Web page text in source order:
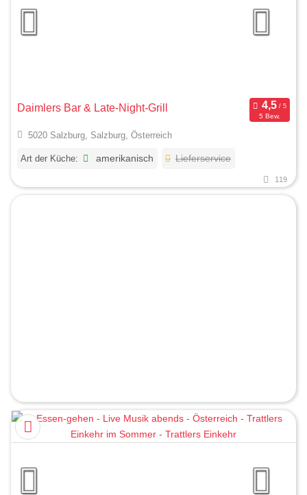
Daimlers Bar & Late-Night-Grill
5 Bew.
5020 Salzburg, Salzburg, Österreich
Art der Küche: amerikanisch Lieferservice
119